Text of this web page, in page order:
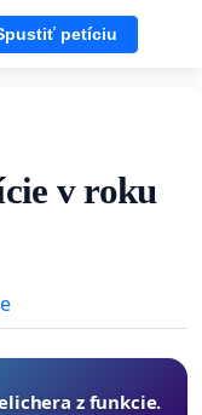
petíciu
v roku
z funkcie.